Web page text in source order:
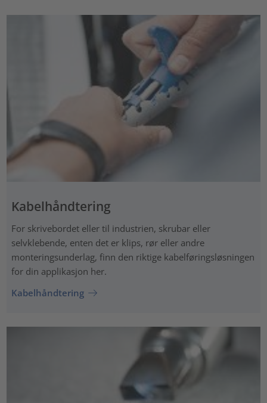
Kabelhåndtering
For skrivebordet eller til industrien, skrubar eller
selvklebende, enten det er klips, rør eller andre
monteringsunderlag, finn den riktige kabelføringsløsningen
for din applikasjon her.
Kabelhåndtering